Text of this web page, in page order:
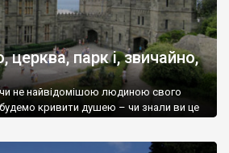
церква, парк і, звичайно,
не найвідомішою людиною свого
кривити душею – чи знали ви це